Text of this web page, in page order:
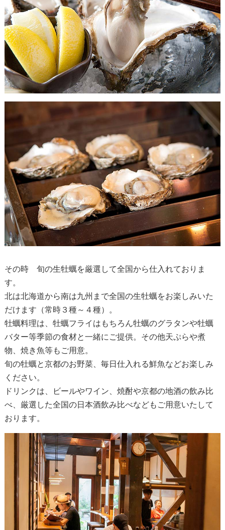
その時 旬の生牡蠣を厳選して全国から仕入れておりま
す。
北は北海道から南は九州まで全国の生牡蠣をお楽しみいた
だけます（常時３種～４種）。
牡蠣料理は、牡蠣フライはもちろん牡蠣のグラタンや牡蠣
バター等季節の食材と一緒にご提供。その他天ぷらや煮
物、焼き魚等もご用意。
旬の牡蠣と京都のお野菜、毎日仕入れる鮮魚などお楽しみ
ください。
ドリンクは、ビールやワイン、焼酎や京都の地酒の飲み比
べ、厳選した全国の日本酒飲み比べなどもご用意いたして
おります。